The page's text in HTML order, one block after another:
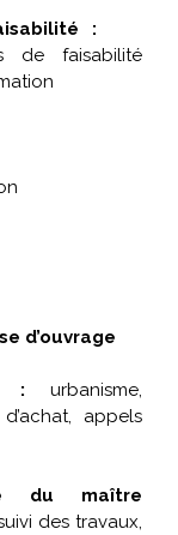
:
de faisabilité
d’ouvrage
: urbanisme,
appels
du maître
des travaux,